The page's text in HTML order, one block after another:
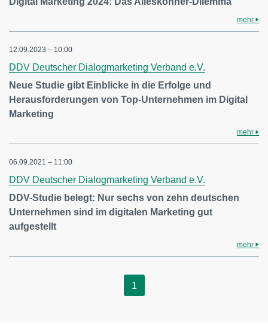
mehr
12.09.2023 – 10:00
DDV Deutscher Dialogmarketing Verband e.V.
Neue Studie gibt Einblicke in die Erfolge und
Herausforderungen von Top-Unternehmen im Digital
Marketing
mehr
06.09.2021 – 11:00
DDV Deutscher Dialogmarketing Verband e.V.
DDV-Studie belegt: Nur sechs von zehn deutschen
Unternehmen sind im digitalen Marketing gut
aufgestellt
mehr
1